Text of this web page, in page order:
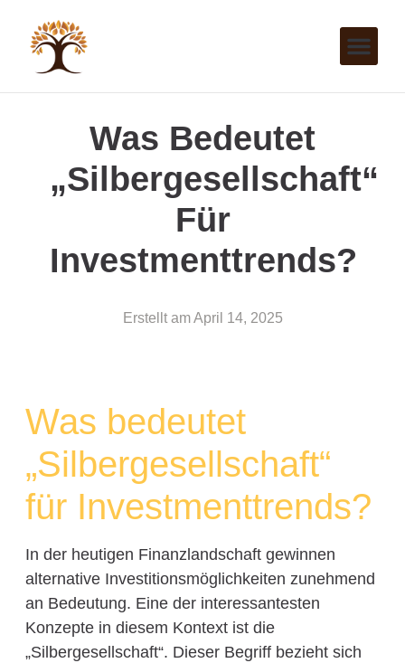
Was Bedeutet
„Silbergesellschaft“
Für
Investmenttrends?
Erstellt am April 14, 2025
Was bedeutet
„Silbergesellschaft“
für Investmenttrends?
In der heutigen Finanzlandschaft gewinnen
alternative Investitionsmöglichkeiten zunehmend
an Bedeutung. Eine der interessantesten
Konzepte in diesem Kontext ist die
„Silbergesellschaft“. Dieser Begriff bezieht sich